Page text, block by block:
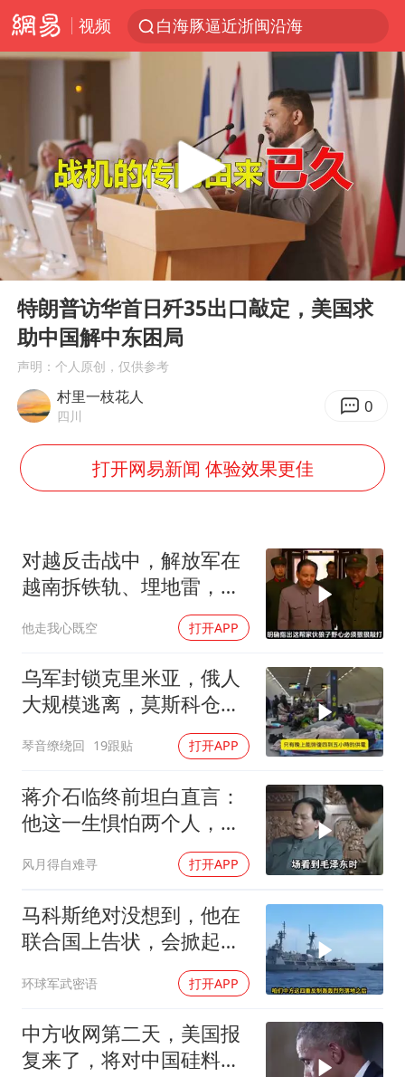
视频
白海豚逼近浙闽沿海
国足U17与阿森纳决赛取消 并列冠军
《披荆斩棘2026》阵容官宣
泰国：高度重视中国游客旅游体验
2025年小学教师减少13.19万
白海豚或提早3小时登陆
《龙餐馆》 冲奖
蒯曼挺进WTT横滨冠军赛女单四强
构建更高水平的全民健身公共服务体系
Play
00:00 08:25
特朗普访华首日歼35出口敲定，美国求
助中国解中东困局
声明：个人原创，仅供参考
村里一枝花人
四川 0
打开网易新闻 体验效果更佳
对越反击战中，解放军在
越南拆铁轨、埋地雷，是
他走我心既空 打开APP
乌军封锁克里米亚，俄人
大规模逃离，莫斯科仓库
琴音缭绕回 19跟贴 打开APP
蒋介石临终前坦白直言：
他这一生惧怕两个人，却
风月得自难寻 打开APP
马科斯绝对没想到，他在
联合国上告状，会掀起中
环球军武密语 打开APP
中方收网第二天，美国报
复来了，将对中国硅料加